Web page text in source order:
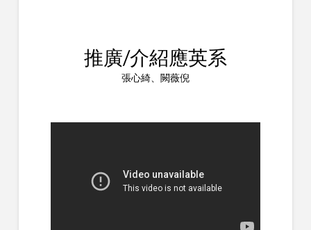
推廣/介紹應英系
張心綺、闕薇倪